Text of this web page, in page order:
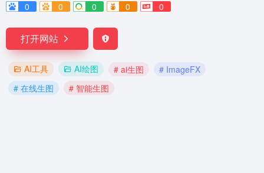
0
0 0 0 0
打开网站
AI工具 AI绘图 # ai生图
# ImageFX
# 在线生图
# 智能生图